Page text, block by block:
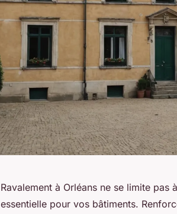
Ravalement à Orléans ne se limite pas
essentielle pour vos bâtiments.